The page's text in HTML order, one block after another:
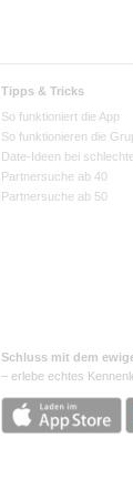
Tipps & Tricks
So funktioniert die App
So funktionieren die
Date-Ideen bei
Partnersuche ab 40
Partnersuche ab 50
Schluss mit dem
– erlebe echtes